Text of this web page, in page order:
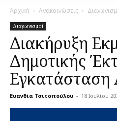
Αρχική Ανακοινώσεις
Διαγωνισμοί
Διακήρυξη
Δημοτικής
Ευανθία Τσιτοπούλου - 18 Ιουλίου